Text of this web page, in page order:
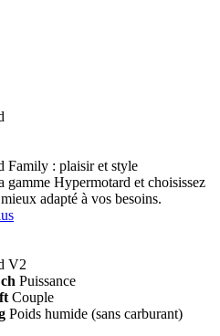
Family : plaisir et style
gamme Hypermotard et choisissez
adapté à vos besoins.
V2
Puissance
Couple
Poids humide (sans carburant)